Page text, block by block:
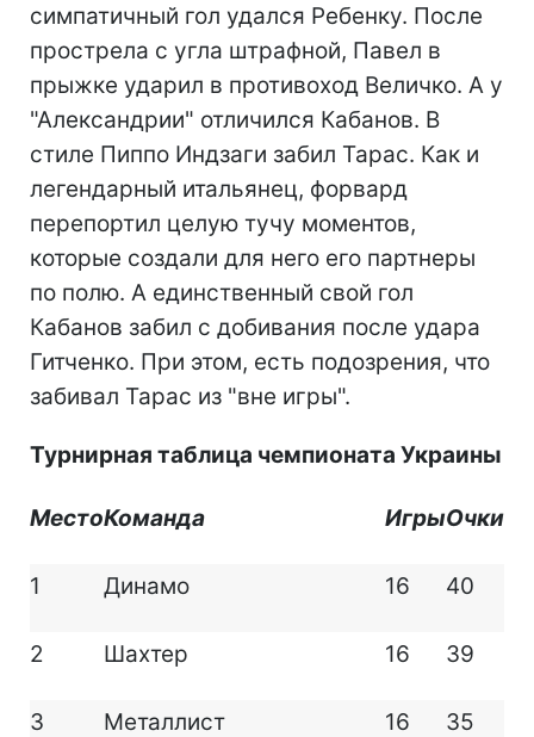
симпатичный гол удался Ребенку. После
прострела с угла штрафной, Павел в
прыжке ударил в противоход Величко. А у
"Александрии" отличился Кабанов. В
стиле Пиппо Индзаги забил Тарас. Как и
легендарный итальянец, форвард
перепортил целую тучу моментов,
которые создали для него его партнеры
по полю. А единственный свой гол
Кабанов забил с добивания после удара
Гитченко. При этом, есть подозрения, что
забивал Тарас из "вне игры".
Турнирная таблица чемпионата Украины
МестоКоманда ИгрыОчки
1 Динамо 16 40
2 Шахтер 16 39
3 Металлист 16 35